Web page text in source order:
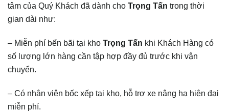
tâm của Quý Khách đã dành cho Trọng Tấn trong thời
gian dài như:
– Miễn phí bến bãi tại kho Trọng Tấn khi Khách Hàng có
số lượng lớn hàng cần tập hợp đầy đủ trước khi vận
chuyển.
– Có nhân viên bốc xếp tại kho, hỗ trợ xe nâng hạ hiện đại
miễn phí.